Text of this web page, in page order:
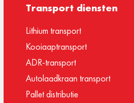
Transport diensten
Lithium transport
Kooiaaptransport
ADR-transport
Autolaadkraan transport
Pallet distributie